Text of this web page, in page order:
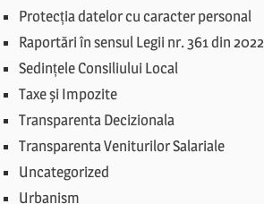
Protecția datelor cu caracter personal
Raportări în sensul Legii nr. 361 din 2022
Sedințele Consiliului Local
Taxe și Impozite
Transparenta Decizionala
Transparenta Veniturilor Salariale
Uncategorized
Urbanism